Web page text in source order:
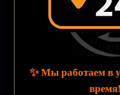
✨Мы работаем в